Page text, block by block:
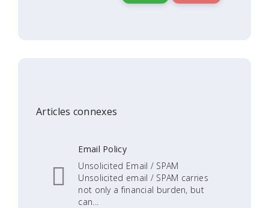
Articles connexes
Email Policy
Unsolicited Email / SPAM
Unsolicited email / SPAM carries
not only a financial burden, but
can...